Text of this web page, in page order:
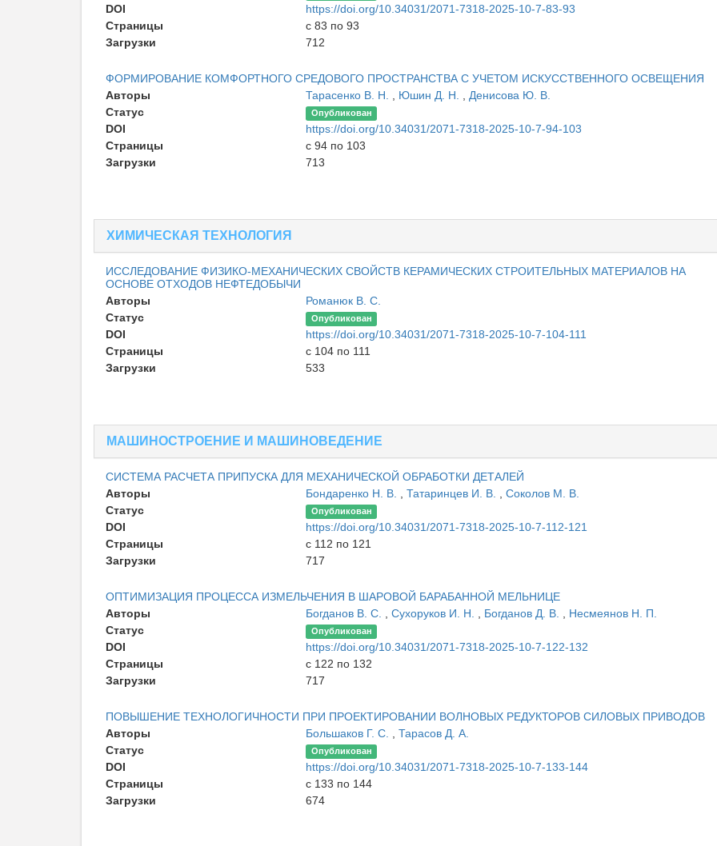
DOI
https://doi.org/10.34031/2071-7318-2025-10-7-83-93
Страницы
с 83 по 93
Загрузки
712
ФОРМИРОВАНИЕ КОМФОРТНОГО СРЕДОВОГО ПРОСТРАНСТВА С УЧЕТОМ ИСКУССТВЕННОГО ОСВЕЩЕНИЯ
Авторы
Тарасенко В. Н. , Юшин Д. Н. , Денисова Ю. В.
Статус
Опубликован
DOI
https://doi.org/10.34031/2071-7318-2025-10-7-94-103
Страницы
с 94 по 103
Загрузки
713
ХИМИЧЕСКАЯ ТЕХНОЛОГИЯ
ИССЛЕДОВАНИЕ ФИЗИКО-МЕХАНИЧЕСКИХ СВОЙСТВ КЕРАМИЧЕСКИХ СТРОИТЕЛЬНЫХ МАТЕРИАЛОВ НА
ОСНОВЕ ОТХОДОВ НЕФТЕДОБЫЧИ
Авторы
Романюк В. С.
Статус
Опубликован
DOI
https://doi.org/10.34031/2071-7318-2025-10-7-104-111
Страницы
с 104 по 111
Загрузки
533
МАШИНОСТРОЕНИЕ И МАШИНОВЕДЕНИЕ
СИСТЕМА РАСЧЕТА ПРИПУСКА ДЛЯ МЕХАНИЧЕСКОЙ ОБРАБОТКИ ДЕТАЛЕЙ
Авторы
Бондаренко Н. В. , Татаринцев И. В. , Соколов М. В.
Статус
Опубликован
DOI
https://doi.org/10.34031/2071-7318-2025-10-7-112-121
Страницы
с 112 по 121
Загрузки
717
ОПТИМИЗАЦИЯ ПРОЦЕССА ИЗМЕЛЬЧЕНИЯ В ШАРОВОЙ БАРАБАННОЙ МЕЛЬНИЦЕ
Авторы
Богданов В. С. , Сухоруков И. Н. , Богданов Д. В. , Несмеянов Н. П.
Статус
Опубликован
DOI
https://doi.org/10.34031/2071-7318-2025-10-7-122-132
Страницы
с 122 по 132
Загрузки
717
ПОВЫШЕНИЕ ТЕХНОЛОГИЧНОСТИ ПРИ ПРОЕКТИРОВАНИИ ВОЛНОВЫХ РЕДУКТОРОВ СИЛОВЫХ ПРИВОДОВ
Авторы
Большаков Г. С. , Тарасов Д. А.
Статус
Опубликован
DOI
https://doi.org/10.34031/2071-7318-2025-10-7-133-144
Страницы
с 133 по 144
Загрузки
674